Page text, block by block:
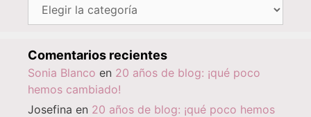
Comentarios recientes
Sonia Blanco en 20 años de blog: ¡qué poco
hemos cambiado!
Josefina en 20 años de blog: ¡qué poco hemos